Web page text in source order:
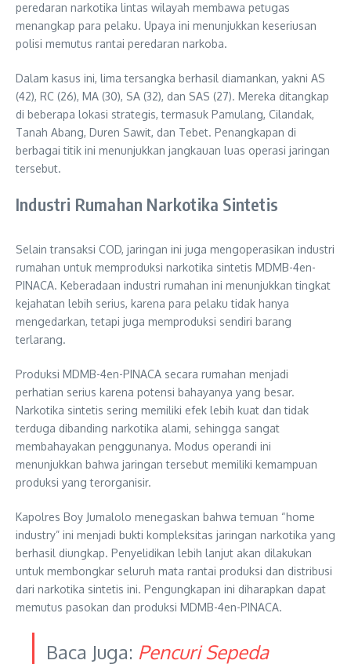
peredaran narkotika lintas wilayah membawa petugas
menangkap para pelaku. Upaya ini menunjukkan keseriusan
polisi memutus rantai peredaran narkoba.
Dalam kasus ini, lima tersangka berhasil diamankan, yakni AS
(42), RC (26), MA (30), SA (32), dan SAS (27). Mereka ditangkap
di beberapa lokasi strategis, termasuk Pamulang, Cilandak,
Tanah Abang, Duren Sawit, dan Tebet. Penangkapan di
berbagai titik ini menunjukkan jangkauan luas operasi jaringan
tersebut.
Industri Rumahan Narkotika Sintetis
Selain transaksi COD, jaringan ini juga mengoperasikan industri
rumahan untuk memproduksi narkotika sintetis MDMB-4en-
PINACA. Keberadaan industri rumahan ini menunjukkan tingkat
kejahatan lebih serius, karena para pelaku tidak hanya
mengedarkan, tetapi juga memproduksi sendiri barang
terlarang.
Produksi MDMB-4en-PINACA secara rumahan menjadi
perhatian serius karena potensi bahayanya yang besar.
Narkotika sintetis sering memiliki efek lebih kuat dan tidak
terduga dibanding narkotika alami, sehingga sangat
membahayakan penggunanya. Modus operandi ini
menunjukkan bahwa jaringan tersebut memiliki kemampuan
produksi yang terorganisir.
Kapolres Boy Jumalolo menegaskan bahwa temuan “home
industry” ini menjadi bukti kompleksitas jaringan narkotika yang
berhasil diungkap. Penyelidikan lebih lanjut akan dilakukan
untuk membongkar seluruh mata rantai produksi dan distribusi
dari narkotika sintetis ini. Pengungkapan ini diharapkan dapat
memutus pasokan dan produksi MDMB-4en-PINACA.
Baca Juga: Pencuri Sepeda